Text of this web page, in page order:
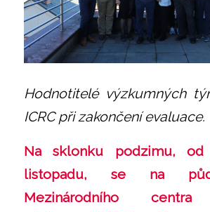
Hodnotitelé výzkumných
ICRC při zakončení evaluace.
Na sklonku podzimu,
listopadu, se na
Mezinárodního centra